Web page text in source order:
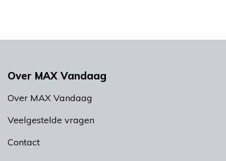
Over MAX Vandaag
Over MAX Vandaag
Veelgestelde vragen
Contact